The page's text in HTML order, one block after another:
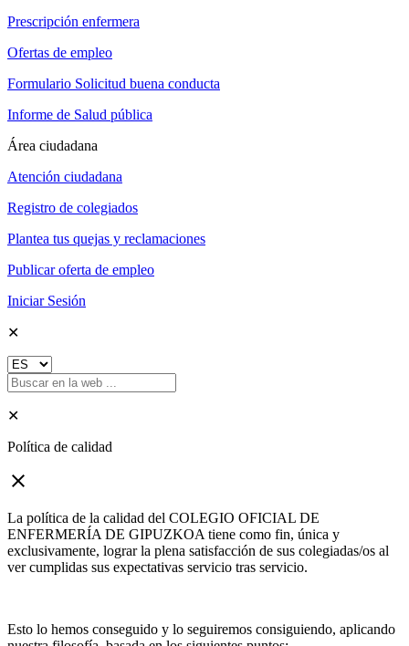
Prescripción enfermera
Ofertas de empleo
Formulario Solicitud buena conducta
Informe de Salud pública
Área ciudadana
Atención ciudadana
Registro de colegiados
Plantea tus quejas y reclamaciones
Publicar oferta de empleo
Iniciar Sesión
✕
✕
Política de calidad
close
La política de la calidad del COLEGIO OFICIAL DE
ENFERMERÍA DE GIPUZKOA tiene como fin, única y
exclusivamente, lograr la plena satisfacción de sus colegiadas/os al
ver cumplidas sus expectativas servicio tras servicio.
Esto lo hemos conseguido y lo seguiremos consiguiendo, aplicando